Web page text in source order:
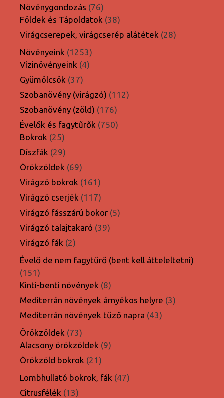
termék
Növénygondozás 7676
termék
Földek és Tápoldatok 3838
termék
Virágcserepek, virágcserép alátétek 2828
Növényeink 12531253
termék
Vízinövényeink 44
Gyümölcsök 3737
termék
Szobanövény (virágzó) 112112
Szobanövény (zöld) 176176
termék
Évelők és fagytűrők 750750
Bokrok 2525
termék
Díszfák 2929
termék
Örökzöldek 6969
termék
Virágzó bokrok 161161
termék
Virágzó cserjék 117117
termék
Virágzó fásszárú bokor 55
Virágzó talajtakaró 3939
Virágzó fák 22
termék
Évelő de nem fagytűrő (bent kell átteleltetni)
151151
termék
Kinti-benti növények 88
termék
Mediterrán növények árnyékos helyre 33
Mediterrán növények tűző napra 4343
Örökzöldek 7373
termék
Alacsony örökzöldek 99
Örökzöld bokrok 2121
termék
Lombhullató bokrok, fák 4747
Citrusfélék 1313